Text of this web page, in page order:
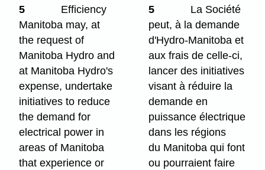
5
Efficiency
Manitoba may, at
the request of
Manitoba Hydro and
at Manitoba Hydro's
expense, undertake
initiatives to reduce
the demand for
electrical power in
areas of Manitoba
that experience or
5
La Société
peut, à la demande
d'Hydro-Manitoba et
aux frais de celle-ci,
lancer des initiatives
visant à réduire la
demande en
puissance électrique
dans les régions
du Manitoba qui font
ou pourraient faire